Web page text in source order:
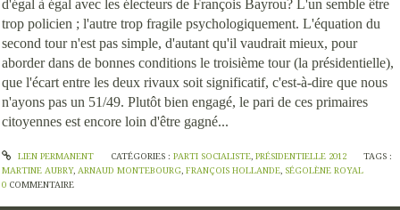
d'égal à égal avec les électeurs de François Bayrou? L'un semble être
trop policien ; l'autre trop fragile psychologiquement. L'équation du
second tour n'est pas simple, d'autant qu'il vaudrait mieux, pour
aborder dans de bonnes conditions le troisième tour (la présidentielle),
que l'écart entre les deux rivaux soit significatif, c'est-à-dire que nous
n'ayons pas un 51/49. Plutôt bien engagé, le pari de ces primaires
citoyennes est encore loin d'être gagné...
LIEN PERMANENT CATÉGORIES : PARTI SOCIALISTE, PRÉSIDENTIELLE 2012
TAGS :
MARTINE AUBRY, ARNAUD MONTEBOURG, FRANÇOIS HOLLANDE, SÉGOLÈNE ROYAL
0 COMMENTAIRE